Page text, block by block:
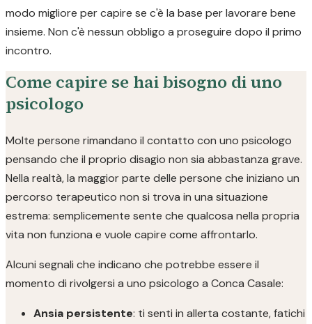
modo migliore per capire se c'è la base per lavorare bene
insieme. Non c'è nessun obbligo a proseguire dopo il primo
incontro.
Come capire se hai bisogno di uno
psicologo
Molte persone rimandano il contatto con uno psicologo
pensando che il proprio disagio non sia abbastanza grave.
Nella realtà, la maggior parte delle persone che iniziano un
percorso terapeutico non si trova in una situazione
estrema: semplicemente sente che qualcosa nella propria
vita non funziona e vuole capire come affrontarlo.
Alcuni segnali che indicano che potrebbe essere il
momento di rivolgersi a uno psicologo a Conca Casale:
Ansia persistente: ti senti in allerta costante, fatichi